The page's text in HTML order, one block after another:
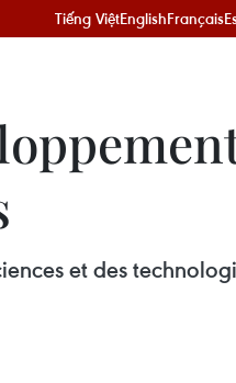
Tiếng ViệtEnglishFrançais
et des